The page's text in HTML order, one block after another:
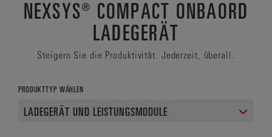
NEXSYS® COMPACT ONBAORD
LADEGERÄT
Steigern Sie die Produktivität. Jederzeit, überall.
PRODUKTTYP WÄHLEN